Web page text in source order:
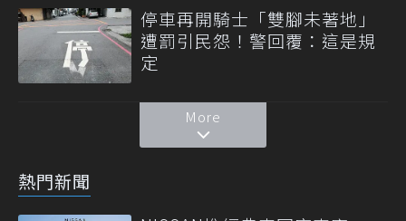
停車再開騎士「雙腳未著地」
遭罰引民怨！警回覆：這是規
定
More
熱門新聞